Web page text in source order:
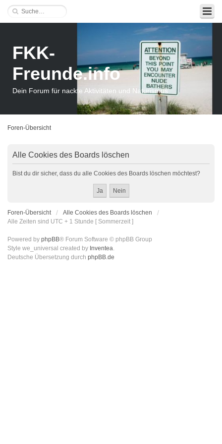
FKK-
Freunde.info
Dein Forum für nackte Aktivitäten und Naturismus
Foren-Übersicht
Alle Cookies des Boards löschen
Bist du dir sicher, dass du alle Cookies des Boards löschen möchtest?
Foren-Übersicht
Alle Cookies des Boards löschen
Alle Zeiten sind UTC + 1 Stunde [ Sommerzeit ]
Powered by phpBB® Forum Software © phpBB Group
Style we_universal created by Inventea.
Deutsche Übersetzung durch phpBB.de